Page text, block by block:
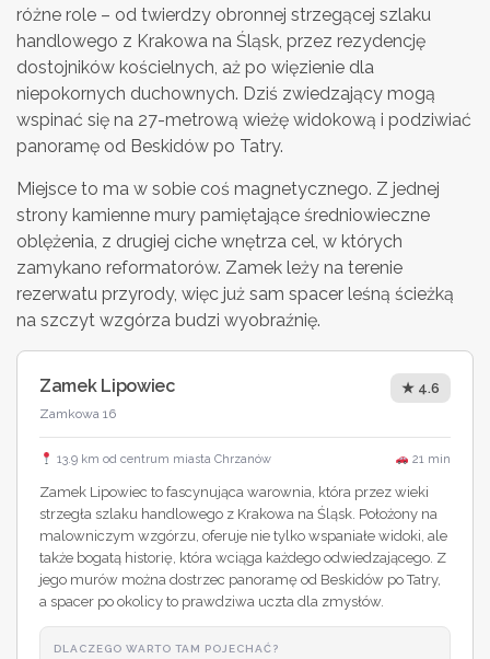
różne role – od twierdzy obronnej strzegącej szlaku
handlowego z Krakowa na Śląsk, przez rezydencję
dostojników kościelnych, aż po więzienie dla
niepokornych duchownych. Dziś zwiedzający mogą
wspinać się na 27-metrową wieżę widokową i podziwiać
panoramę od Beskidów po Tatry.
Miejsce to ma w sobie coś magnetycznego. Z jednej
strony kamienne mury pamiętające średniowieczne
oblężenia, z drugiej ciche wnętrza cel, w których
zamykano reformatorów. Zamek leży na terenie
rezerwatu przyrody, więc już sam spacer leśną ścieżką
na szczyt wzgórza budzi wyobraźnię.
Zamek Lipowiec
Zamkowa 16
★ 4.6
13.9 km od centrum miasta Chrzanów 21 min
Zamek Lipowiec to fascynująca warownia, która przez wieki
strzegła szlaku handlowego z Krakowa na Śląsk. Położony na
malowniczym wzgórzu, oferuje nie tylko wspaniałe widoki, ale
także bogatą historię, która wciąga każdego odwiedzającego. Z
jego murów można dostrzec panoramę od Beskidów po Tatry,
a spacer po okolicy to prawdziwa uczta dla zmysłów.
DLACZEGO WARTO TAM POJECHAĆ?